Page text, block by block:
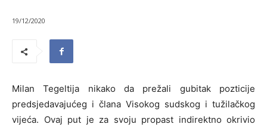
19/12/2020
Milan Tegeltija nikako da prežali gubitak pozticije
predsjedavajućeg i člana Visokog sudskog i tužilačkog
vijeća. Ovaj put je za svoju propast indirektno okrivio